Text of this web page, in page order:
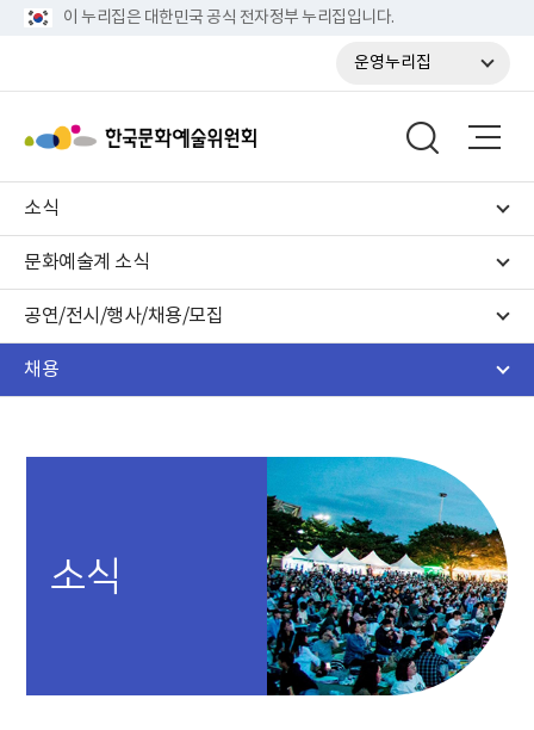
이 누리집은 대한민국 공식 전자정부 누리집입니다.
운영누리집
소식
문화예술계 소식
공연/전시/행사/채용/모집
채용
소식